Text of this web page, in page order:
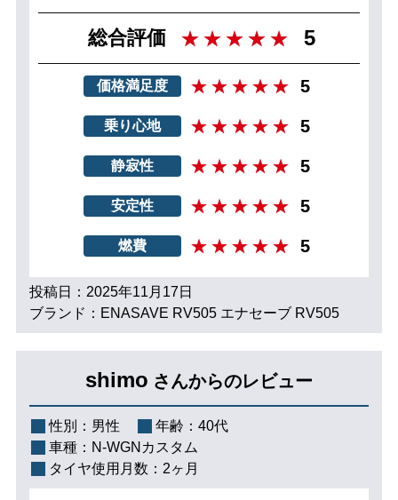
総合評価 5
価格満足度 5
乗り心地 5
静寂性 5
安定性 5
燃費 5
投稿日：2025年11月17日
ブランド：ENASAVE RV505 エナセーブ RV505
shimo さんからのレビュー
性別： 男性 年齢： 40代
車種： N-WGNカスタム
タイヤ使用月数： 2ヶ月